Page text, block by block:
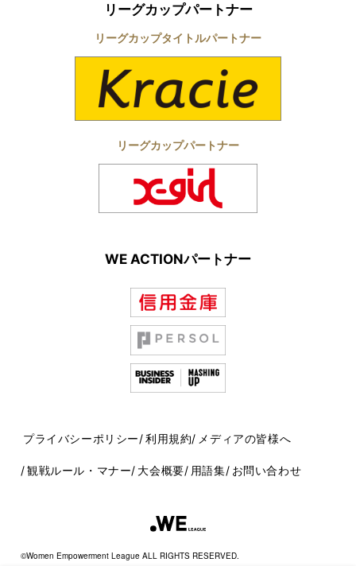
リーグカップパートナー
リーグカップタイトルパートナー
リーグカップパートナー
WE ACTIONパートナー
プライバシーポリシー 利用規約 メディアの皆様へ
観戦ルール・マナー 大会概要 用語集 お問い合わせ
©Women Empowerment League ALL RIGHTS RESERVED.